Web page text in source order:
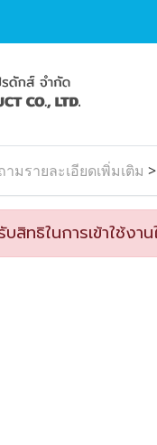
มรายละเอียดเพิ่มเติม >
สิทธิในการเข้าใช้งา